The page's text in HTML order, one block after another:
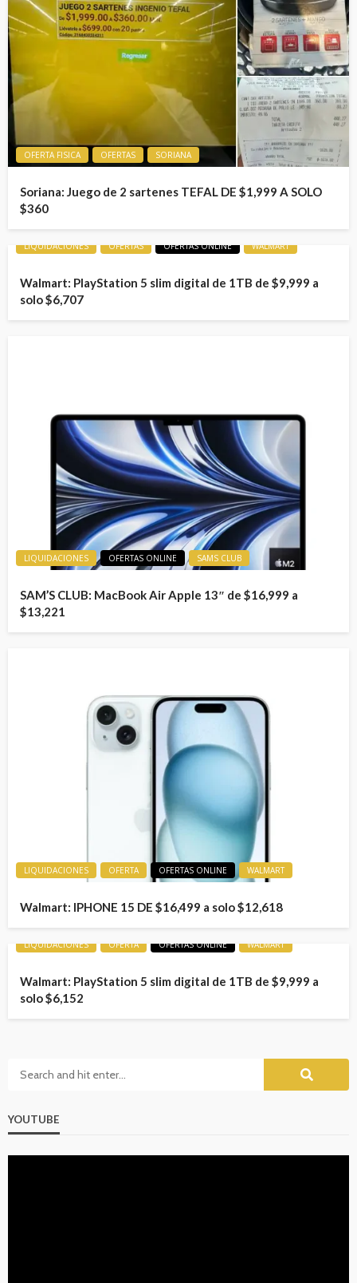
OFERTA FISICA OFERTAS SORIANA
Soriana: Juego de 2 sartenes TEFAL DE $1,999 A SOLO
$360
LIQUIDACIONES OFERTAS OFERTAS ONLINE WALMART
Walmart: PlayStation 5 slim digital de 1TB de $9,999 a
solo $6,707
LIQUIDACIONES OFERTAS ONLINE SAMS CLUB
SAM’S CLUB: MacBook Air Apple 13″ de $16,999 a
$13,221
LIQUIDACIONES OFERTA OFERTAS ONLINE WALMART
Walmart: IPHONE 15 DE $16,499 a solo $12,618
LIQUIDACIONES OFERTA OFERTAS ONLINE WALMART
Walmart: PlayStation 5 slim digital de 1TB de $9,999 a
solo $6,152
YOUTUBE